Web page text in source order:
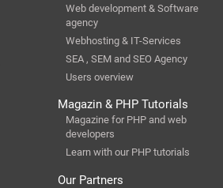
Web development & Software
agency
Webhosting & IT-Services
SEA , SEM and SEO Agency
Users overview
Magazin & PHP Tutorials
Magazine for PHP and web
developers
Learn with our PHP tutorials
Our Partners